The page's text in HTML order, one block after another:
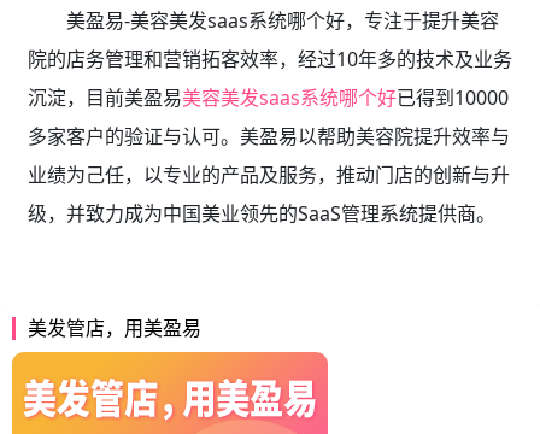
美盈易-美容美发saas系统哪个好，专注于提升美容
院的店务管理和营销拓客效率，经过10年多的技术及业务
沉淀，目前美盈易美容美发saas系统哪个好已得到10000
多家客户的验证与认可。美盈易以帮助美容院提升效率与
业绩为己任，以专业的产品及服务，推动门店的创新与升
级，并致力成为中国美业领先的SaaS管理系统提供商。
美发管店，用美盈易